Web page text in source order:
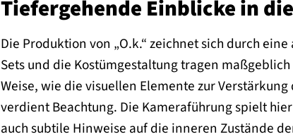
Tiefergehende Einblicke in
Die Produktion von „O.k.“ zeichnet sich durch
Sets und die Kostümgestaltung tragen
Weise, wie die visuellen Elemente zur
verdient Beachtung. Die Kameraführung spielt
auch subtile Hinweise auf die inneren Zustände